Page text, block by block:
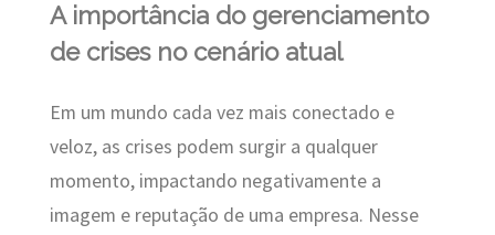
A importância do gerenciamento
de crises no cenário atual
Em um mundo cada vez mais conectado e
veloz, as crises podem surgir a qualquer
momento, impactando negativamente a
imagem e reputação de uma empresa. Nesse